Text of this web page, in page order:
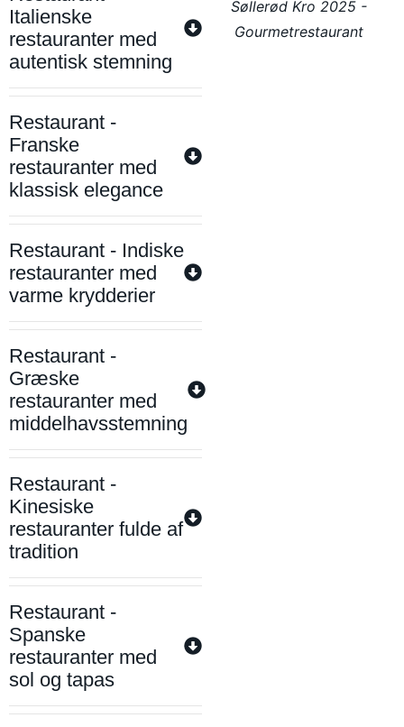
Italienske
restauranter med
autentisk stemning
Restaurant -
Franske
restauranter med
klassisk elegance
Restaurant - Indiske
restauranter med
varme krydderier
Restaurant -
Græske
restauranter med
middelhavsstemning
Restaurant -
Kinesiske
restauranter fulde af
tradition
Restaurant -
Spanske
restauranter med
sol og tapas
Søllerød Kro 2025 -
Gourmetrestaurant